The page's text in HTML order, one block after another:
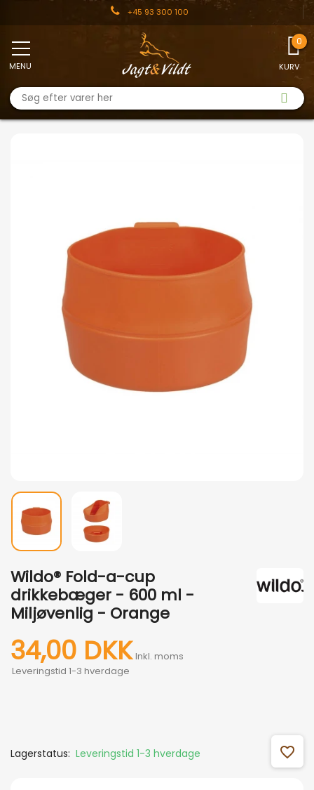
+45 93 300 100
KURV
MENU
Wildo® Fold-a-cup
drikkebæger - 600 ml -
Miljøvenlig - Orange
34,00 DKK Inkl. moms
Leveringstid 1-3 hverdage
Lagerstatus: Leveringstid 1-3 hverdage favorite_outline